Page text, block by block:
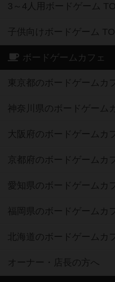
3～4人用ボードゲーム
子供向けボードゲーム
ボードゲームカフェ
東京都のボードゲームカ
神奈川県のボードゲーム
大阪府のボードゲームカ
京都府のボードゲームカ
愛知県のボードゲームカ
福岡県のボードゲームカ
北海道のボードゲームカ
オーナー・店長の方へ